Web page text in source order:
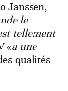
Janssen,
le
tellement
«a une
qualités